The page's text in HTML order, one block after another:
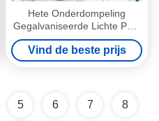
Hete Onderdompeling
Gegalvaniseerde Lichte Pool
9M Achthoekige Vorm met
SGS ISO Certificatie
Vind de beste prijs
5 6 7 8